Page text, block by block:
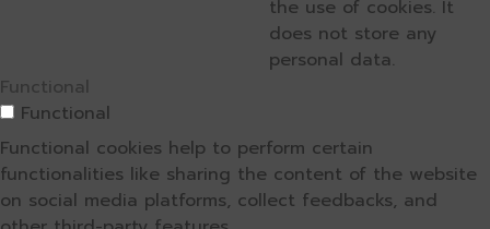
the use of cookies. It
does not store any
personal data.
Functional
Functional
Functional cookies help to perform certain
functionalities like sharing the content of the website
on social media platforms, collect feedbacks, and